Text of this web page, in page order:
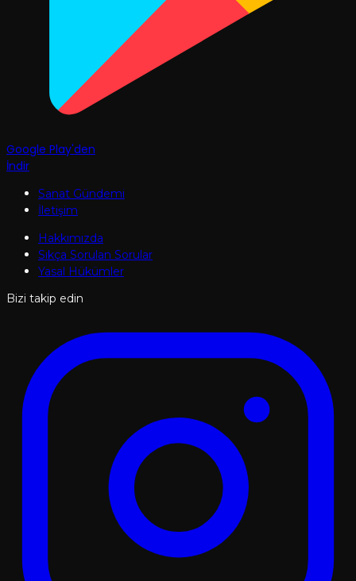
Google Play'den
İndir
Sanat Gündemi
İletişim
Hakkımızda
Sıkça Sorulan Sorular
Yasal Hükümler
Bizi takip edin